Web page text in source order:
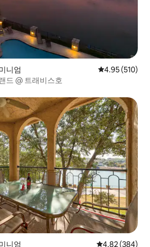
니엄 평점 4.95점(5
4.95 (510)
드 @ 트래비스호
니엄 평점 4.82점(5
4.82 (384)